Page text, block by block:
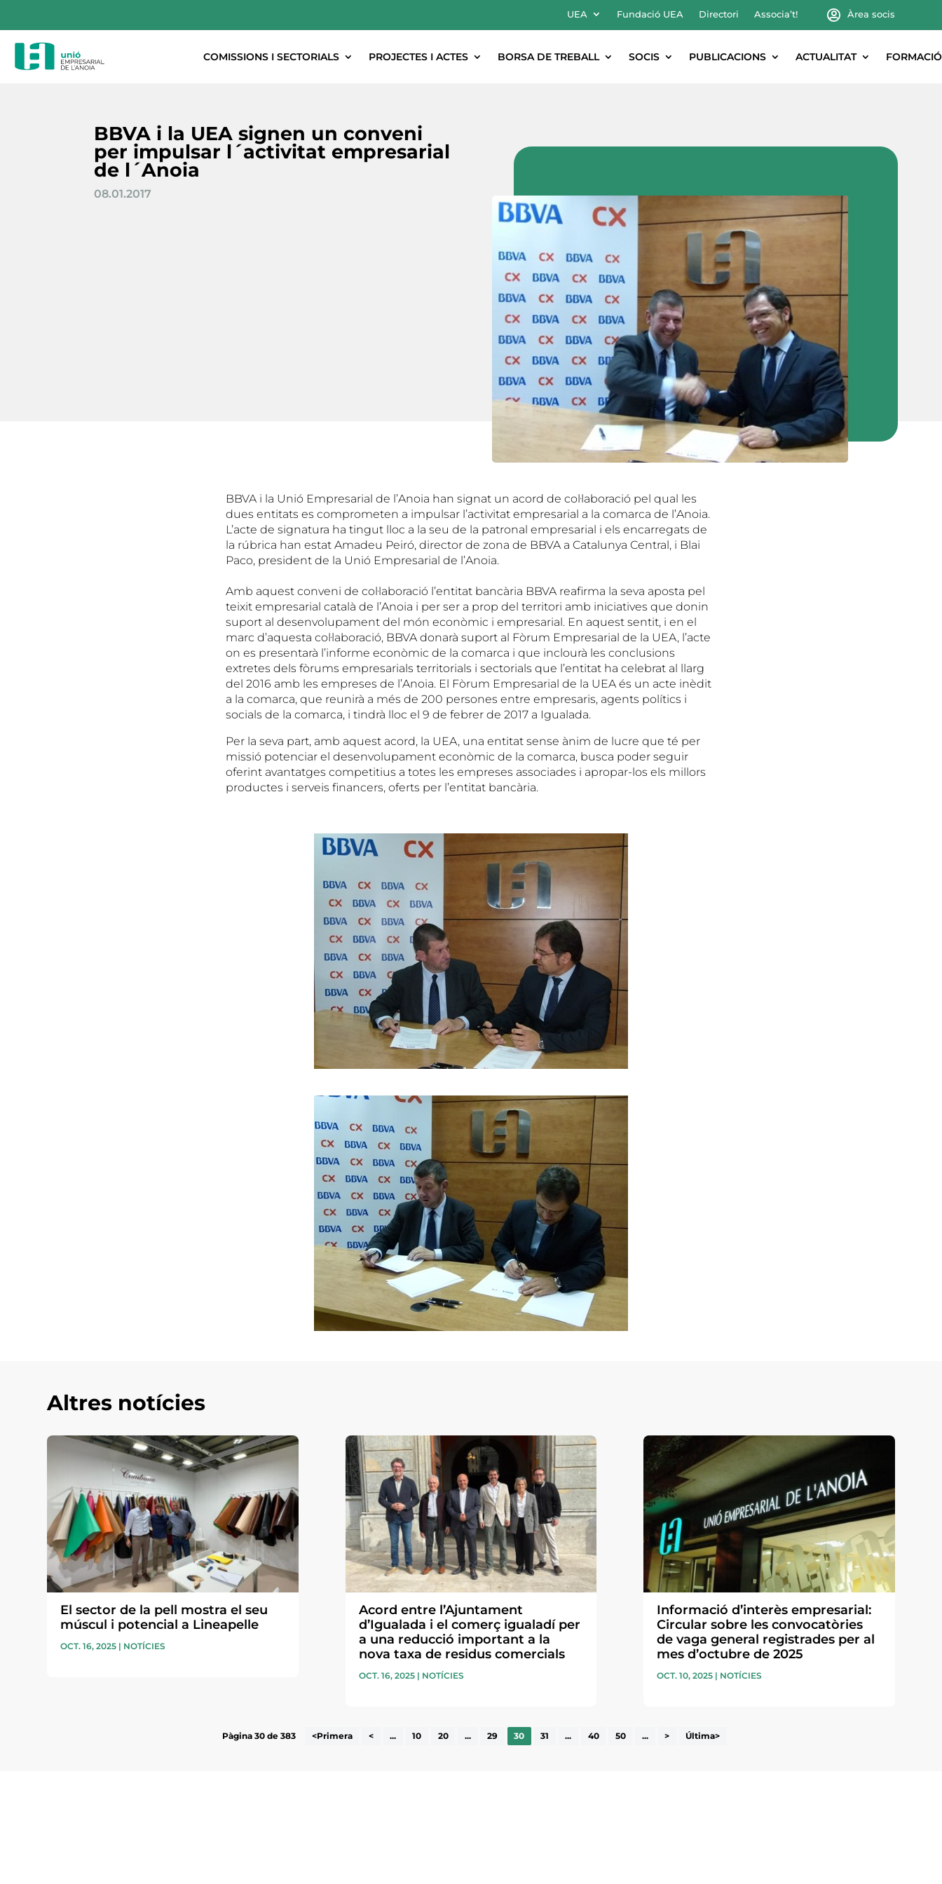
UEA Fundació UEA Directori Associa’t! Àrea socis
COMISSIONS I SECTORIALS PROJECTES I ACTES BORSA DE TREBALL SOCIS PUBLICACIONS ACTUALITAT FORMACIÓ
BBVA i la UEA signen un conveni
per impulsar l´activitat empresarial
de l´Anoia
08.01.2017
BBVA i la Unió Empresarial de l’Anoia han signat un acord de col·laboració pel qual les
dues entitats es comprometen a impulsar l’activitat empresarial a la comarca de l’Anoia.
L’acte de signatura ha tingut lloc a la seu de la patronal empresarial i els encarregats de
la rúbrica han estat Amadeu Peiró, director de zona de BBVA a Catalunya Central, i Blai
Paco, president de la Unió Empresarial de l’Anoia.
Amb aquest conveni de col·laboració l’entitat bancària BBVA reafirma la seva aposta pel
teixit empresarial català de l’Anoia i per ser a prop del territori amb iniciatives que donin
suport al desenvolupament del món econòmic i empresarial. En aquest sentit, i en el
marc d’aquesta col·laboració, BBVA donarà suport al Fòrum Empresarial de la UEA, l’acte
on es presentarà l’informe econòmic de la comarca i que inclourà les conclusions
extretes dels fòrums empresarials territorials i sectorials que l’entitat ha celebrat al llarg
del 2016 amb les empreses de l’Anoia. El Fòrum Empresarial de la UEA és un acte inèdit
a la comarca, que reunirà a més de 200 persones entre empresaris, agents polítics i
socials de la comarca, i tindrà lloc el 9 de febrer de 2017 a Igualada.
Per la seva part, amb aquest acord, la UEA, una entitat sense ànim de lucre que té per
missió potenciar el desenvolupament econòmic de la comarca, busca poder seguir
oferint avantatges competitius a totes les empreses associades i apropar-los els millors
productes i serveis financers, oferts per l’entitat bancària.
Altres notícies
El sector de la pell mostra el seu
múscul i potencial a Lineapelle
OCT. 16, 2025 | NOTÍCIES
Acord entre l’Ajuntament
d’Igualada i el comerç igualadí per
a una reducció important a la
nova taxa de residus comercials
OCT. 16, 2025| NOTÍCIES
Informació d’interès empresarial:
Circular sobre les convocatòries
de vaga general registrades per al
mes d’octubre de 2025
OCT. 10, 2025| NOTÍCIES
Pàgina 30 de 383 <Primera < ... 10 20 ... 29 30 31 ... 40 50 ... > Última>